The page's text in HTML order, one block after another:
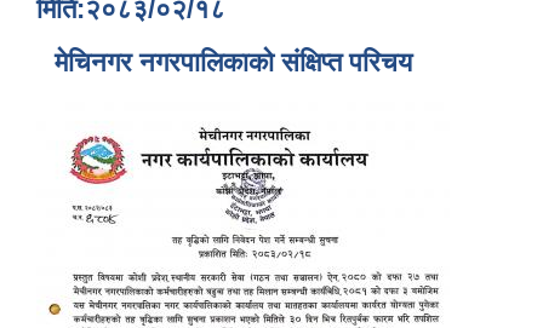
मिति:२०८३/०२/१८
मेचिनगर नगरपालिकाको संक्षिप्‍त परिचय